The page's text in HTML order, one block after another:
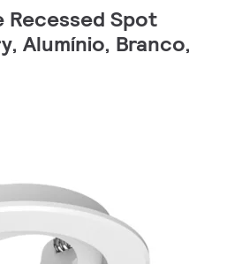
Recessed Spot
Alumínio, Branco,